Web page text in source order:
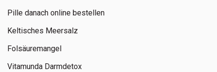
Pille danach online bestellen
Keltisches Meersalz
Folsäuremangel
Vitamunda Darmdetox